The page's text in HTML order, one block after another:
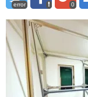
error 0